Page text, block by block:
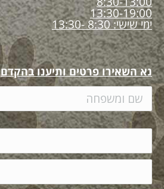
13:30-19:00
ימי שישי: 8:30 -13:30
נא השאירו פרטים ותיענו בהקדם